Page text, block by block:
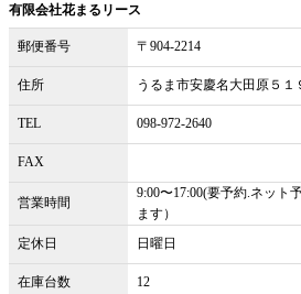
有限会社花まるリース
郵便番号 〒904-2214
住所 うるま市安慶名大田原５１
TEL 098-972-2640
FAX
営業時間
9:00〜17:00(要予約.ネット
ます）
定休日
日曜日
在庫台数 12